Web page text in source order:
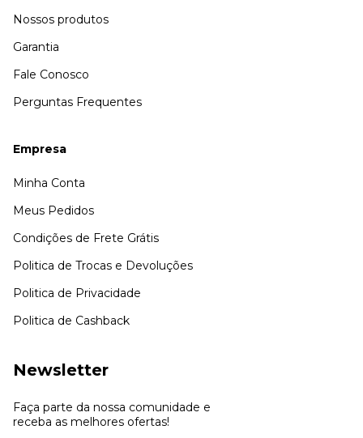
Nossos produtos
Garantia
Fale Conosco
Perguntas Frequentes
Empresa
Minha Conta
Meus Pedidos
Condições de Frete Grátis
Politica de Trocas e Devoluções
Politica de Privacidade
Politica de Cashback
Newsletter
Faça parte da nossa comunidade e
receba as melhores ofertas!